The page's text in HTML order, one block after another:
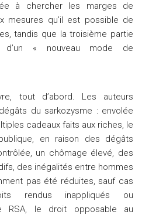
à chercher les marges de
mesures qu’il est possible de
tandis que la troisième partie
d’un « nouveau mode de
tout d’abord. Les auteurs
du sarkozysme : envolée
cadeaux faits aux riches, le
en raison des dégâts
un chômage élevé, des
des inégalités entre hommes
pas été réduites, sauf cas
rendus inappliqués ou
RSA, le droit opposable au